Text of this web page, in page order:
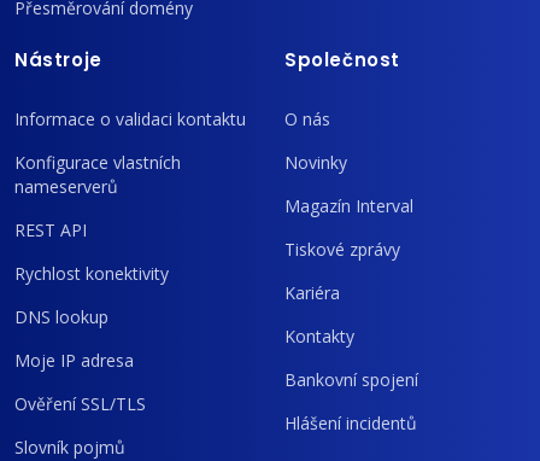
Přesměrování domény
Nástroje
Informace o validaci kontaktu
Konfigurace vlastních
nameserverů
REST API
Rychlost konektivity
DNS lookup
Moje IP adresa
Ověření SSL/TLS
Slovník pojmů
Společnost
O nás
Novinky
Magazín Interval
Tiskové zprávy
Kariéra
Kontakty
Bankovní spojení
Hlášení incidentů